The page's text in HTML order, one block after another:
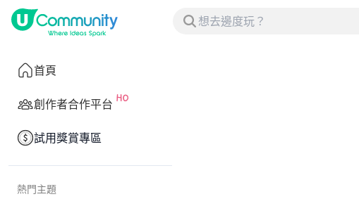
首頁
創作者合作平台
試用獎賞專區
熱門主題